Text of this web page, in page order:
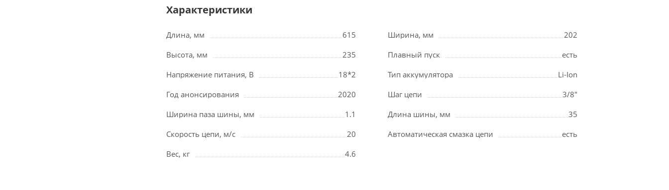
Характеристики
Длина, мм 615 Ширина, мм
202
Высота, мм
235 Плавный пуск
есть
Напряжение питания, В
18*2 Тип аккумулятора
Li-Ion
Год анонсирования
2020 Шаг цепи
3/8"
Ширина паза шины, мм
1.1 Длина шины, мм
35
Скорость цепи, м/с
20 Автоматическая смазка цепи
есть
Вес, кг
4.6